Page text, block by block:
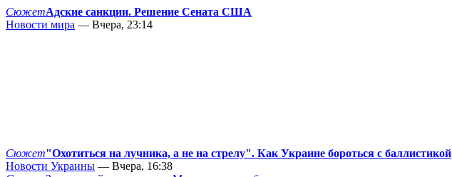
СюжетАдские санкции. Решение Сената США
Новости мира — Вчера, 23:14
Сюжет"Охотиться на лучника, а не на стрелу". Как Украине бороться с баллистикой
Новости Украины — Вчера, 16:38